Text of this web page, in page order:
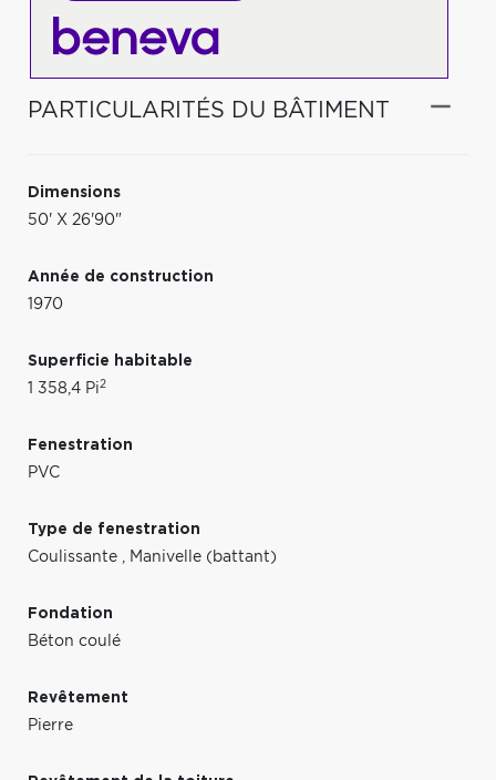
PARTICULARITÉS DU BÂTIMENT
Dimensions
50' X 26'90"
Année de construction
1970
Superficie habitable
1 358,4 Pi2
Fenestration
PVC
Type de fenestration
Coulissante , Manivelle (battant)
Fondation
Béton coulé
Revêtement
Pierre